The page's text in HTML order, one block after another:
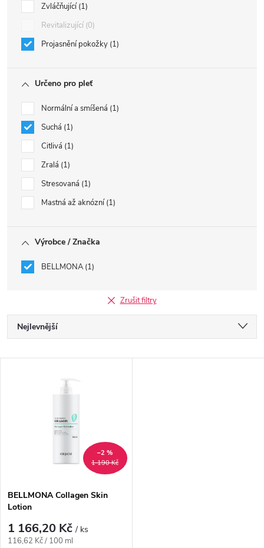
Zvláčňující 1
Revitalizující 0
Projasnění pokožky 1
Určeno pro pleť
Normální a smíšená 1
Suchá 1
Citlivá 1
Zralá 1
Stresovaná 1
Mastná až aknózní 1
Výrobce / Značka
BELLMONA 1
Zrušit filtry
Ř
a
p
r
Nejlevnější
s
p
1 190 Kč
–2 %
BELLMONA Collagen Skin
Lotion
1 166,20 Kč/ ks
Měrná
116,62 Kč / 100 ml